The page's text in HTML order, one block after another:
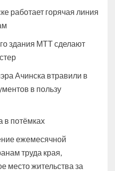
работает горячая линия
здания МТТ сделают
Ачинска втравили в
в пользу
в потёмках
ежемесячной
труда края,
место жительства за